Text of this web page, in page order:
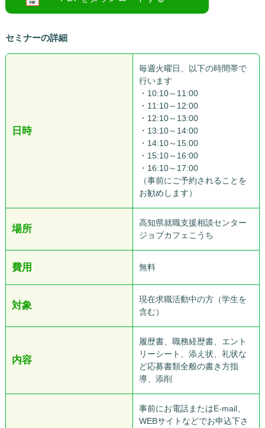
セミナーの詳細
日時
毎週火曜日、以下の時間帯で
行います
・10:10～11:00
・11:10～12:00
・12:10～13:00
・13:10～14:00
・14:10～15:00
・15:10～16:00
・16:10～17:00
（事前にご予約されることを
お勧めします）
場所
高知県就職支援相談センター
ジョブカフェこうち
費用 無料
対象
現在求職活動中の方（学生を
含む）
内容
履歴書、職務経歴書、エント
リーシート、添え状、礼状な
ど応募書類全般の書き方指
導、添削
事前にお電話またはE-mail、
WEBサイトなどでお申込下さ